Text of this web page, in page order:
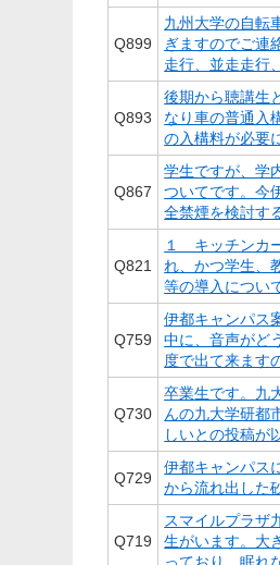
Q899
九州大学の自転
ぎますのでご連
走行、並走走行
Q893
後期から聴講生
なり車の普通入
の入構料が必要
Q867
学生ですが、学
ついてです。今
全禁煙を検討す
Q821
１ キッチンカ
れ、かつ学生、
等の導入につい
Q759
伊都キャンパス
中に、音声がど
度で出て来ます
Q730
卒業生です。九
んの九大学研都
しいとの投稿が
Q729
伊都キャンパス
から流れ出した
Q719
スマイルプラザ
生がいます。大